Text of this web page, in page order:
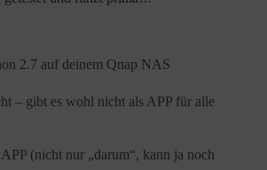
2.7 auf deinem Qnap NAS
– gibt es wohl nicht als APP für alle
(nicht nur „darum“, kann ja noch